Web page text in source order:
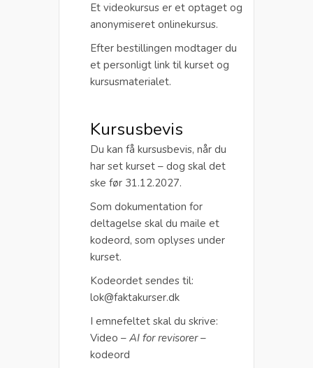
Et videokursus er et optaget og
anonymiseret onlinekursus.
Efter bestillingen modtager du
et personligt link til kurset og
kursusmaterialet.
Kursusbevis
Du kan få kursusbevis, når du
har set kurset – dog skal det
ske før 31.12.2027.
Som dokumentation for
deltagelse skal du maile et
kodeord, som oplyses under
kurset.
Kodeordet sendes til:
lok@faktakurser.dk
I emnefeltet skal du skrive:
Video – AI for revisorer–
kodeord